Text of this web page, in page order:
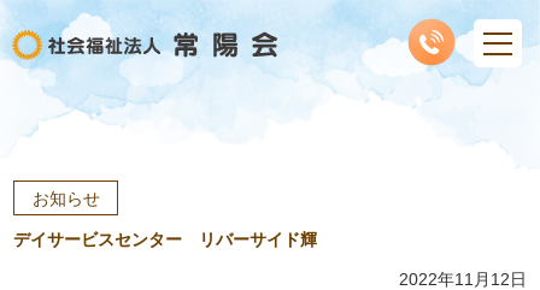
お知らせ
デイサービスセンター リバーサイド輝
2022年11月12日